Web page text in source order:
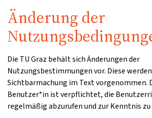
Änderung der
Die TU Graz behält sich Änderungen der
Nutzungsbestimmungen vor. Diese
Sichtbarmachung im Text vorgenommen.
Benutzer*in ist verpflichtet, die
regelmäßig abzurufen und zur Kenntnis zu